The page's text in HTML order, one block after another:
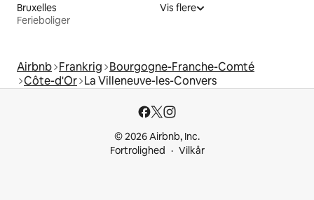
Bruxelles
Ferieboliger
Vis flere
Airbnb Frankrig Bourgogne-Franche-Comté
Côte-d'Or La Villeneuve-les-Convers
© 2026 Airbnb, Inc.
Fortrolighed
Vilkår